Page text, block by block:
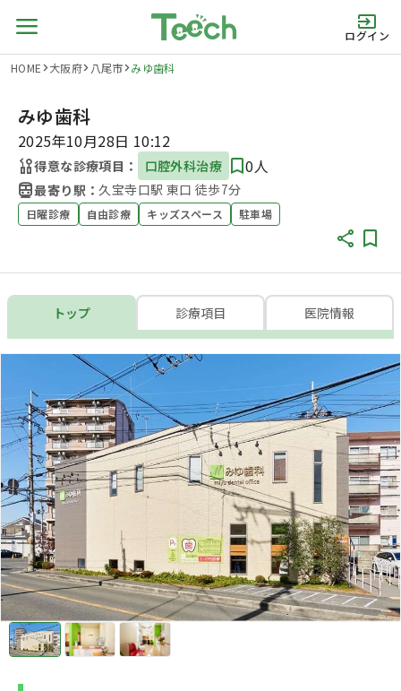
ログイン
HOME 大阪府 八尾市 みゆ歯科
みゆ歯科
2025年10月28日 10:12
得意な診療項目： 口腔外科治療 0人
最寄り駅：久宝寺口駅 東口 徒歩7分
日曜診療 自由診療 キッズスペース 駐車場
トップ 診療項目 医院情報